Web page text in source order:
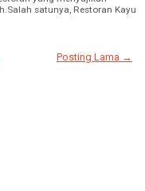
satunya, Restoran Kayu
Posting Lama →